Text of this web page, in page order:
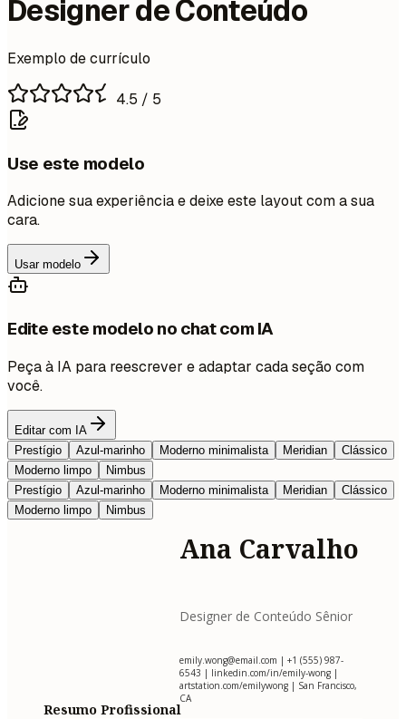
Designer de Conteúdo
Exemplo de currículo
4.5 / 5
Use este modelo
Adicione sua experiência e deixe este layout com a sua
cara.
Usar modelo
Edite este modelo no chat com IA
Peça à IA para reescrever e adaptar cada seção com
você.
Editar com IA
Prestígio
Azul-marinho Moderno minimalista Meridian
Clássico
Moderno limpo
Nimbus
Prestígio
Azul-marinho Moderno minimalista Meridian
Clássico
Moderno limpo
Nimbus
Ana Carvalho
Designer de Conteúdo Sênior
emily.wong@email.com | +1 (555) 987-
6543 | linkedin.com/in/emily-wong |
artstation.com/emilywong | San Francisco,
CA
Resumo Profissional